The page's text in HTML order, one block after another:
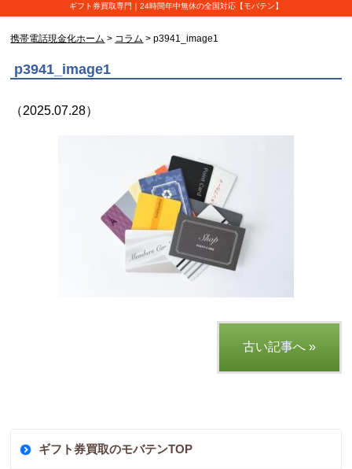
ギフト券買取専門｜24時間年中無休の全国対応【モバテン】
携帯電話現金化ホーム > コラム > p3941_image1
p3941_image1
（2025.07.28）
古い記事へ »
ギフト券買取のモバテンTOP